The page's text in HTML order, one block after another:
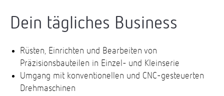
Dein tägliches Business
Rüsten, Einrichten und Bearbeiten von
Präzisionsbauteilen in Einzel- und Kleinserie
Umgang mit konventionellen und CNC-gesteuerten
Drehmaschinen